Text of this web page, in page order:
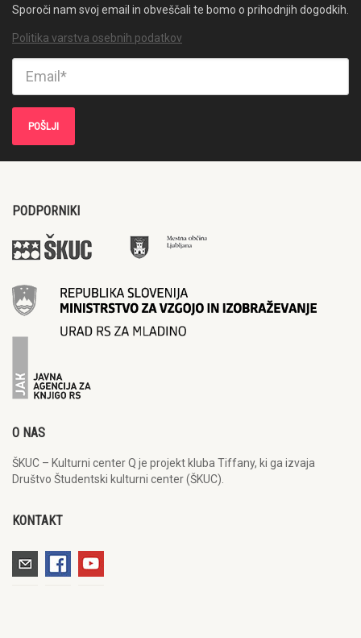
Sporoči nam svoj email in obveščali te bomo o prihodnjih dogodkih.
Politika varstva osebnih podatkov
PODPORNIKI
O NAS
ŠKUC – Kulturni center Q je projekt kluba Tiffany, ki ga izvaja
Društvo Študentski kulturni center (ŠKUC).
KONTAKT